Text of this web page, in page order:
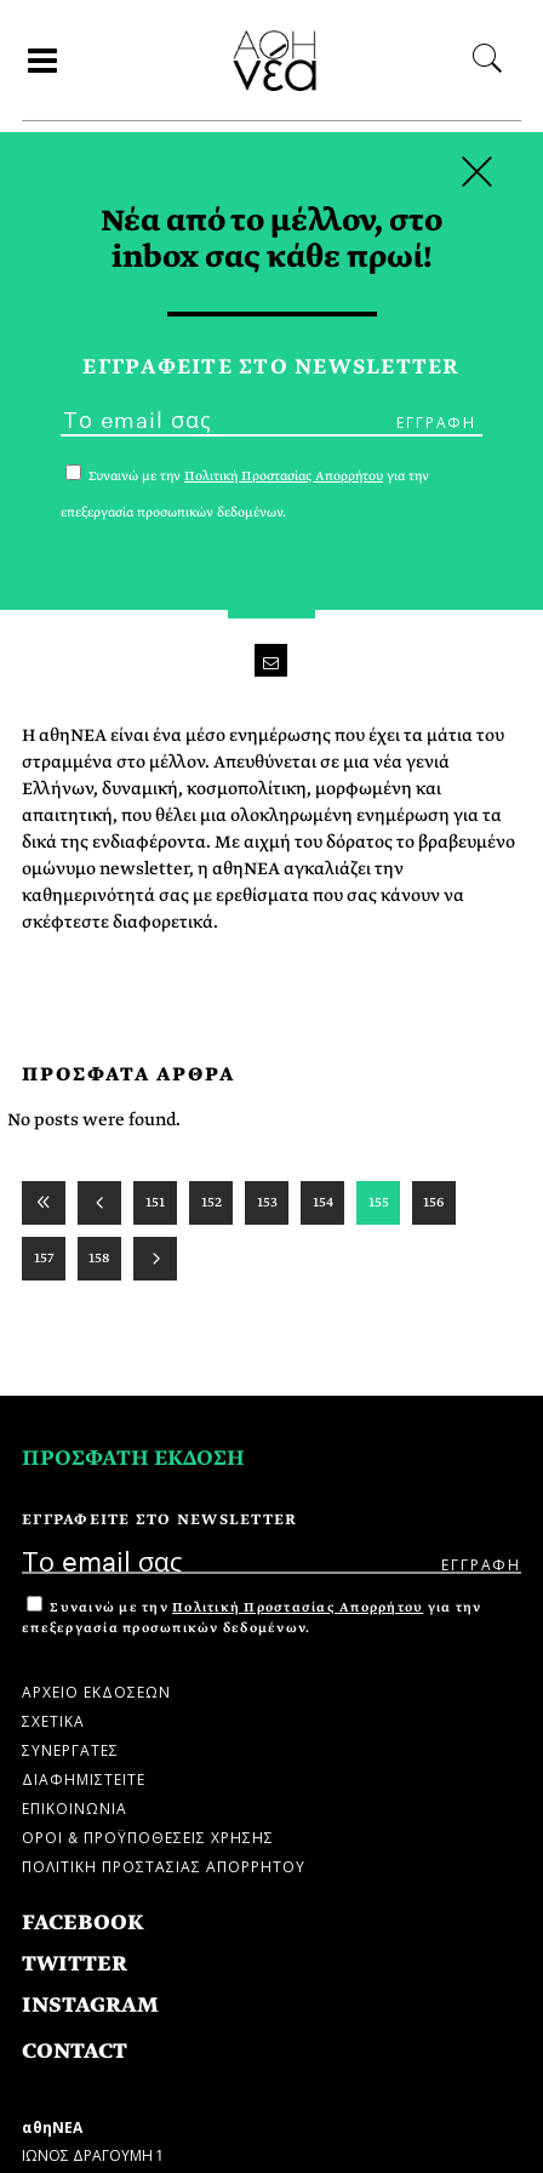
ΑΘΗΝΕΑ
Η αθηΝΕΑ είναι ένα μέσο ενημέρωσης που έχει τα μάτια του
στραμμένα στο μέλλον. Απευθύνεται σε μια νέα γενιά
Ελλήνων, δυναμική, κοσμοπολίτικη, μορφωμένη και
απαιτητική, που θέλει μια ολοκληρωμένη ενημέρωση για τα
δικά της ενδιαφέροντα. Με αιχμή του δόρατος το βραβευμένο
ομώνυμο newsletter, η αθηΝΕΑ αγκαλιάζει την
καθημερινότητά σας με ερεθίσματα που σας κάνουν να
σκέφτεστε διαφορετικά.
ΠΡΟΣΦΑΤΑ ΑΡΘΡΑ
No posts were found.
151 152 153 154 155 156
157 158
ΠΡΟΣΦΑΤΗ ΕΚΔΟΣΗ
ΕΓΓΡΑΦΕΙΤΕ ΣΤΟ NEWSLETTER
Συναινώ με την Πολιτική Προστασίας Απορρήτου για την
επεξεργασία προσωπικών δεδομένων.
ΑΡΧΕΙΟ ΕΚΔΟΣΕΩΝ
ΣΧΕΤΙΚΑ
ΣΥΝΕΡΓΑΤΕΣ
ΔΙΑΦΗΜΙΣΤΕΙΤΕ
ΕΠΙΚΟΙΝΩΝΙΑ
ΟΡΟΙ & ΠΡΟΫΠΟΘΕΣΕΙΣ ΧΡΗΣΗΣ
ΠΟΛΙΤΙΚΗ ΠΡΟΣΤΑΣΙΑΣ ΑΠΟΡΡΗΤΟΥ
FACEBOOK
TWITTER
INSTAGRAM
CONTACT
αθηΝΕΑ
ΙΩΝΟΣ ΔΡΑΓΟΥΜΗ 1
Νέα από το μέλλον, στο
inbox σας κάθε πρωί!
ΕΓΓPΑΦΕΙΤΕ ΣΤΟ NEWSLETTER
Συναινώ με την Πολιτική Προστασίας Απορρήτου για την
επεξεργασία προσωπικών δεδομένων.
×